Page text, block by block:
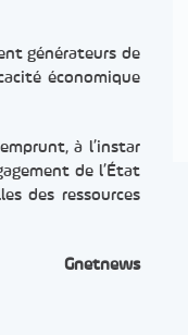
générateurs de
économique
à l’instar
de l’État
des ressources
Gnetnews